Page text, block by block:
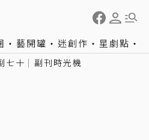
藝開罐 迷創作 星劇點
七十 副刊時光機